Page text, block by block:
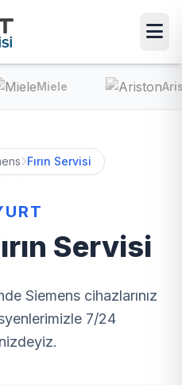
Ariston
Fırın Servisi
Servisi
Siemens cihazlarınız
7/24